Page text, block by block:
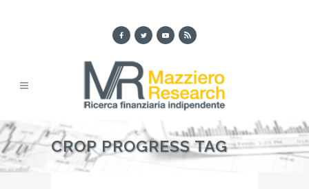
CROP PROGRESS TAG